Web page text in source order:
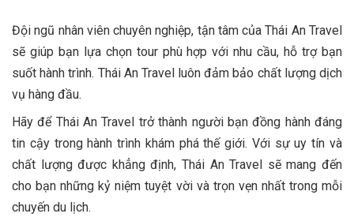
Đội ngũ nhân viên chuyên nghiệp, tận tâm của Thái An Travel
sẽ giúp bạn lựa chọn tour phù hợp với nhu cầu, hỗ trợ bạn
suốt hành trình. Thái An Travel luôn đảm bảo chất lượng dịch
vụ hàng đầu.
Hãy để Thái An Travel trở thành người bạn đồng hành đáng
tin cậy trong hành trình khám phá thế giới. Với sự uy tín và
chất lượng được khẳng định, Thái An Travel sẽ mang đến
cho bạn những kỷ niệm tuyệt vời và trọn vẹn nhất trong mỗi
chuyến du lịch.